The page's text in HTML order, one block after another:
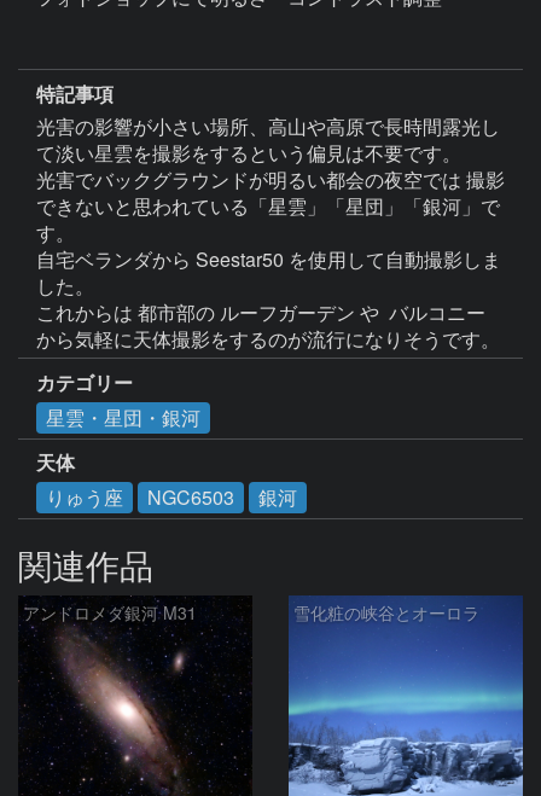
特記事項
光害の影響が小さい場所、高山や高原で長時間露光し
て淡い星雲を撮影をするという偏見は不要です。
光害でバックグラウンドが明るい都会の夜空では 撮影
できないと思われている「星雲」「星団」「銀河」で
す。
自宅ベランダから Seestar50 を使用して自動撮影しま
した。
これからは 都市部の ルーフガーデン や  バルコニー
カテゴリー
星雲・星団・銀河
天体
りゅう座
NGC6503 銀河
関連作品
アンドロメダ銀河 M31 雪化粧の峡谷とオーロラ